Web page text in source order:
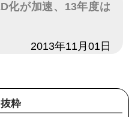
化が加速、13年度は
2013年11月01日
粋